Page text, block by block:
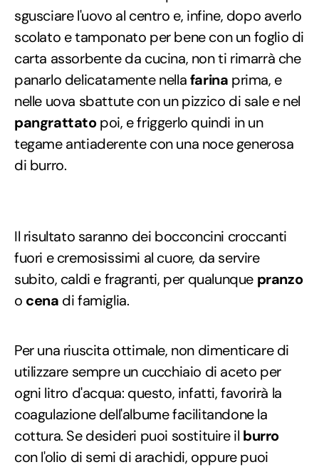
sgusciare l'uovo al centro e, infine, dopo averlo
scolato e tamponato per bene con un foglio di
carta assorbente da cucina, non ti rimarrà che
panarlo delicatamente nellafarina prima, e
nelle uova sbattute con un pizzico di sale e nel
pangrattatopoi, e friggerlo quindi in un
tegame antiaderente con una noce generosa
di burro.
Il risultato saranno dei bocconcini croccanti
fuori e cremosissimi al cuore, da servire
subito, caldi e fragranti, per qualunque pranzo
o cena di famiglia.
Per una riuscita ottimale, non dimenticare di
utilizzare sempre un cucchiaio di aceto per
ogni litro d'acqua: questo, infatti, favorirà la
coagulazione dell'albume facilitandone la
cottura. Se desideri puoi sostituire il burro
con l'olio di semi di arachidi, oppure puoi